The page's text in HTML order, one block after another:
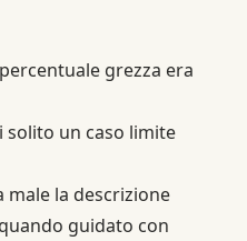
grezza era
solito un caso limite
male la descrizione
guidato con